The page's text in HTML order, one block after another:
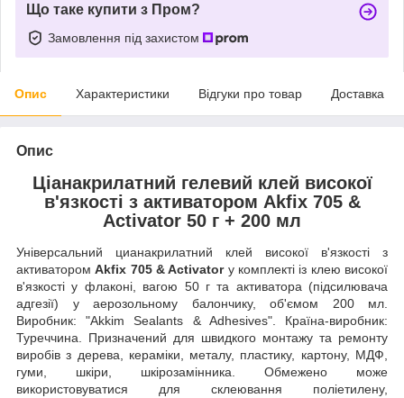
Що таке купити з Пром?
Замовлення під захистом
Опис Характеристики Відгуки про товар Доставка
Опис
Ціанакрилатний гелевий клей високої
в'язкості з активатором Akfix 705 &
Activator 50 г + 200 мл
Універсальний цианакрилатний клей високої в'язкості з
активаторомAkfix 705 & Activatorу комплекті із клею високої
в'язкості у флаконі, вагою 50 г та активатора (підсилювача
адгезії) у аерозольному балончику, об'ємом 200 мл.
Виробник: "Akkim Sealants & Adhesives". Країна-виробник:
Туреччина. Призначений для швидкого монтажу та ремонту
виробів з дерева, кераміки, металу, пластику, картону, МДФ,
гуми, шкіри, шкірозамінника. Обмежено може
використовуватися для склеювання поліетилену,